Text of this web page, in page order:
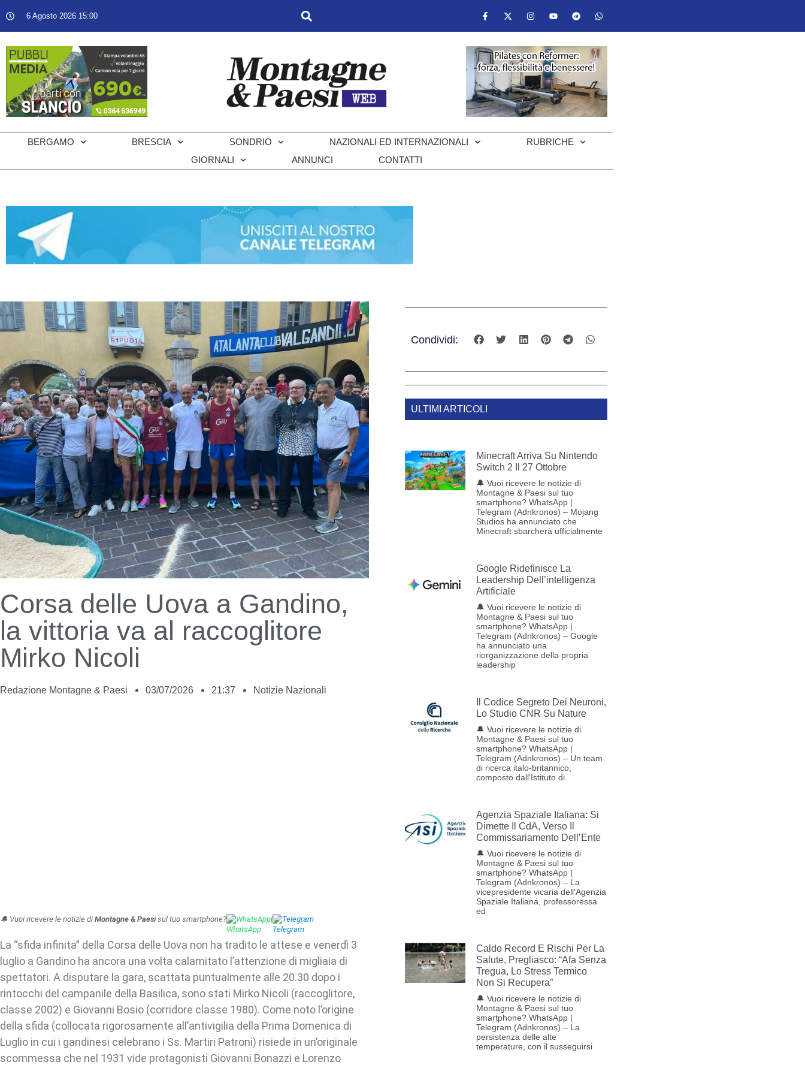
6 Agosto 2026 15:00
BERGAMO BRESCIA SONDRIO NAZIONALI ED INTERNAZIONALI
RUBRICHE
GIORNALI
ANNUNCI CONTATTI
Corsa delle Uova a Gandino,
la vittoria va al raccoglitore
Mirko Nicoli
Redazione Montagne & Paesi 03/07/2026 21:37 Notizie Nazionali
🔔 Vuoi ricevere le notizie di Montagne & Paesisul tuo smartphone? WhatsApp| Telegram
La “sfida infinita” della Corsa delle Uova non ha tradito le attese e venerdì 3
luglio a Gandino ha ancora una volta calamitato l’attenzione di migliaia di
spettatori. A disputare la gara, scattata puntualmente alle 20.30 dopo i
rintocchi del campanile della Basilica, sono stati Mirko Nicoli (raccoglitore,
classe 2002) e Giovanni Bosio (corridore classe 1980). Come noto l’origine
della sfida (collocata rigorosamente all’antivigilia della Prima Domenica di
Luglio in cui i gandinesi celebrano i Ss. Martiri Patroni) risiede in un’originale
scommessa che nel 1931 vide protagonisti Giovanni Bonazzi e Lorenzo
Condividi:
ULTIMI ARTICOLI
Minecraft Arriva Su Nintendo
Switch 2 Il 27 Ottobre
🔔 Vuoi ricevere le notizie di
Montagne & Paesi sul tuo
smartphone? WhatsApp |
Telegram (Adnkronos) – Mojang
Studios ha annunciato che
Minecraft sbarcherà ufficialmente
Google Ridefinisce La
Leadership Dell’intelligenza
Artificiale
🔔 Vuoi ricevere le notizie di
Montagne & Paesi sul tuo
smartphone? WhatsApp |
Telegram (Adnkronos) – Google
ha annunciato una
riorganizzazione della propria
leadership
Il Codice Segreto Dei Neuroni,
Lo Studio CNR Su Nature
🔔 Vuoi ricevere le notizie di
Montagne & Paesi sul tuo
smartphone? WhatsApp |
Telegram (Adnkronos) – Un team
di ricerca italo-britannico,
composto dall'Istituto di
Agenzia Spaziale Italiana: Si
Dimette Il CdA, Verso Il
Commissariamento Dell’Ente
🔔 Vuoi ricevere le notizie di
Montagne & Paesi sul tuo
smartphone? WhatsApp |
Telegram (Adnkronos) – La
vicepresidente vicaria dell'Agenzia
Spaziale Italiana, professoressa
ed
Caldo Record E Rischi Per La
Salute, Pregliasco: “Afa Senza
Tregua, Lo Stress Termico
Non Si Recupera”
🔔 Vuoi ricevere le notizie di
Montagne & Paesi sul tuo
smartphone? WhatsApp |
Telegram (Adnkronos) – La
persistenza delle alte
temperature, con il susseguirsi